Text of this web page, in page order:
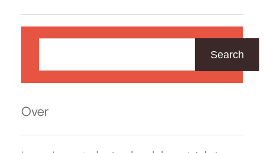
k
n
Search
Over